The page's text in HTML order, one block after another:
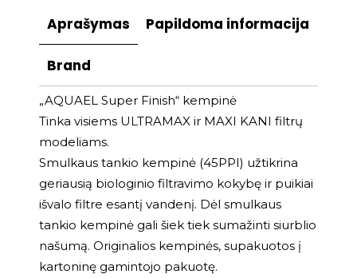
Aprašymas Papildoma informacija
Brand
„AQUAEL Super Finish“ kempinė
Tinka visiems ULTRAMAX ir MAXI KANI filtrų
modeliams.
Smulkaus tankio kempinė (45PPI) užtikrina
geriausią biologinio filtravimo kokybę ir puikiai
išvalo filtre esantį vandenį. Dėl smulkaus
tankio kempinė gali šiek tiek sumažinti siurblio
našumą. Originalios kempinės, supakuotos į
kartoninę gamintojo pakuotę.